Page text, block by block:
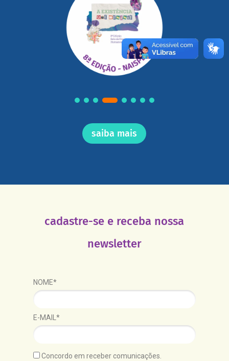
saiba mais
cadastre-se e receba nossa
newsletter
NOME*
E-MAIL*
Concordo em receber comunicações.